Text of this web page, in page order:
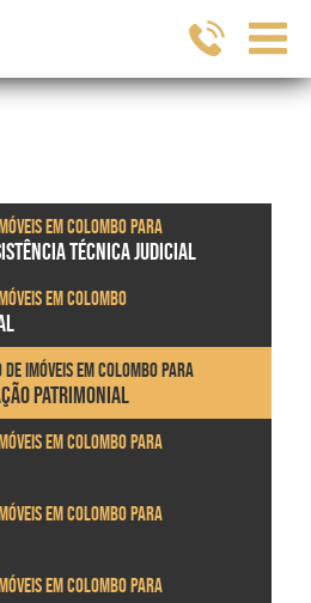
em Colombo para
TÉCNICA JUDICIAL
em Colombo
imóveis em Colombo para
PATRIMONIAL
em Colombo para
em Colombo para
em Colombo para